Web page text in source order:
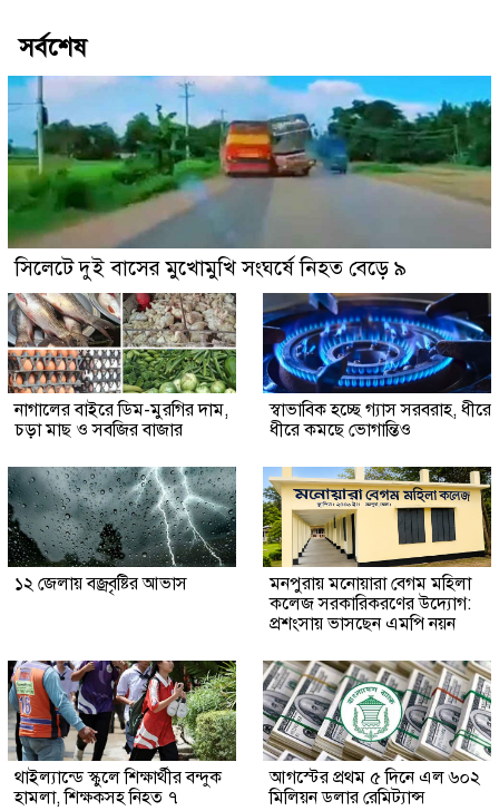
সর্বশেষ
সিলেটে দুই বাসের মুখোমুখি সংঘর্ষে নিহত বেড়ে ৯
নাগালের বাইরে ডিম-মুরগির দাম,
চড়া মাছ ও সবজির বাজার
স্বাভাবিক হচ্ছে গ্যাস সরবরাহ, ধীরে
ধীরে কমছে ভোগান্তিও
১২ জেলায় বজ্রবৃষ্টির আভাস
মনপুরায় মনোয়ারা বেগম মহিলা
কলেজ সরকারিকরণের উদ্যোগ:
প্রশংসায় ভাসছেন এমপি নয়ন
থাইল্যান্ডে স্কুলে শিক্ষার্থীর বন্দুক
হামলা, শিক্ষকসহ নিহত ৭
আগস্টের প্রথম ৫ দিনে এল ৬০২
মিলিয়ন ডলার রেমিট্যান্স